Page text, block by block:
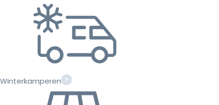
Winterkamperen